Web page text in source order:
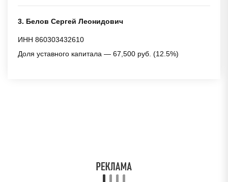
3. Белов Сергей Леонидович
ИНН 860303432610
Доля уставного капитала — 67,500 руб. (12.5%)